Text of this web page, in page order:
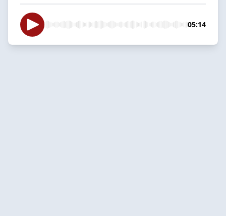
05:14